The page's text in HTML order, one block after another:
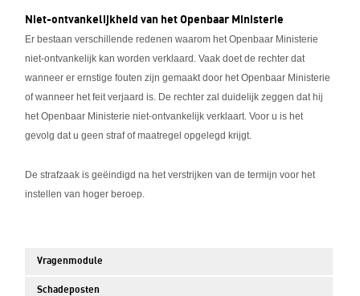
Niet-ontvankelijkheid van het Openbaar Ministerie
Er bestaan verschillende redenen waarom het Openbaar Ministerie
niet-ontvankelijk kan worden verklaard. Vaak doet de rechter dat
wanneer er ernstige fouten zijn gemaakt door het Openbaar Ministerie
of wanneer het feit verjaard is. De rechter zal duidelijk zeggen dat hij
het Openbaar Ministerie niet-ontvankelijk verklaart. Voor u is het
gevolg dat u geen straf of maatregel opgelegd krijgt.
De strafzaak is geëindigd na het verstrijken van de termijn voor het
instellen van hoger beroep.
Vragenmodule
Schadeposten